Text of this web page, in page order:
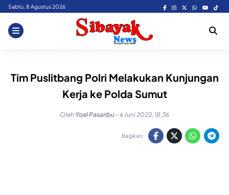
Skip
content
Sabtu, 8 Agustus 2026
Tim Puslitbang Polri Melakukan Kunjungan
Kerja ke Polda Sumut
Oleh Yoel Pasaribu - 6 Juni 2022, 18:36
Bagikan: